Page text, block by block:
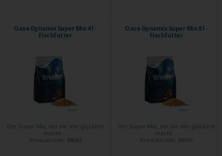
Oase Dynamix Super Mix 4 l -
Fischfutter
Der Super Mix, der sie alle glücklich
macht ...
Produktcode: 88687
Oase Dynamix Super Mix 8 l -
Fischfutter
Der Super Mix, der sie alle glücklich
macht ...
Produktcode: 88697